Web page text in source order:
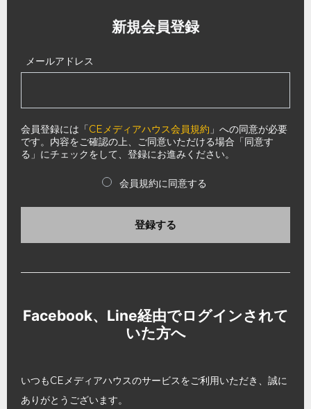
新規会員登録
メールアドレス
会員登録には「CEメディアハウス会員規約 」への同意が必要
です。内容をご確認の上、ご同意いただける場合「同意す
る」にチェックをして、登録にお進みください。
会員規約に同意する
登録する
Facebook、Line経由でログインされて
いた方へ
いつもCEメディアハウスのサービスをご利用いただき、誠に
ありがとうございます。